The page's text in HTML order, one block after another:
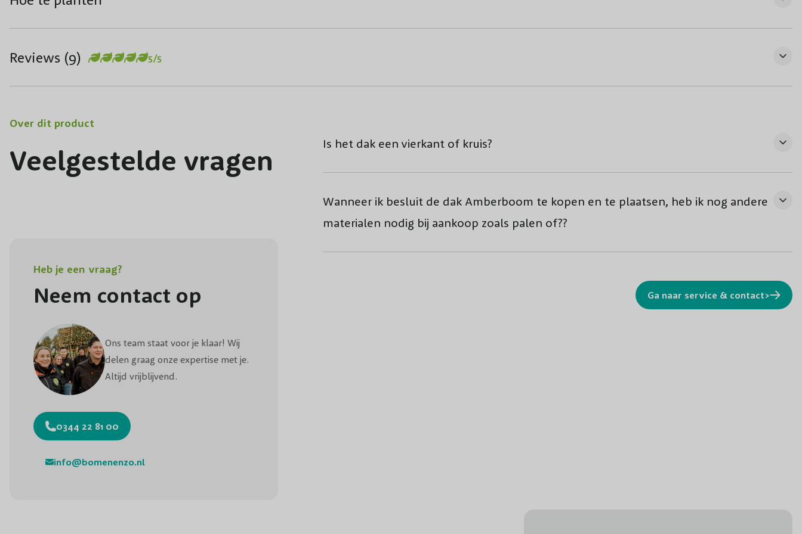
Reviews (9) 5/5
Over dit product
Veelgestelde vragen
Heb je een vraag?
Neem contact op
Ons team staat voor je klaar! Wij
delen graag onze expertise met je.
Altijd vrijblijvend.
0344 22 81 00
info@bomenenzo.nl
Is het dak een vierkant of kruis?
Wanneer ik besluit de dak Amberboom te kopen en te plaatsen, heb ik nog andere
materialen nodig bij aankoop zoals palen of??
Ga naar service & contact>